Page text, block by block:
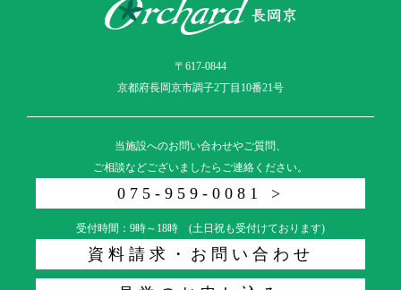
〒617-0844
京都府長岡京市調子2丁目10番21号
当施設へのお問い合わせやご質問、
ご相談などございましたらご連絡ください。
075-959-0081 >
受付時間：9時～18時 (土日祝も受付けております)
資料請求・お問い合わせ